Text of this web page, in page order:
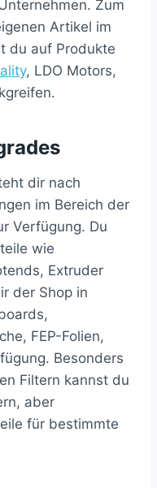
Zum
Artikel im
du auf Produkte
, LDO Motors,
dir nach
im Bereich der
Verfügung. Du
wie
Extruder
der Shop in
FEP-Folien,
Besonders
Filtern kannst du
aber
für bestimmte